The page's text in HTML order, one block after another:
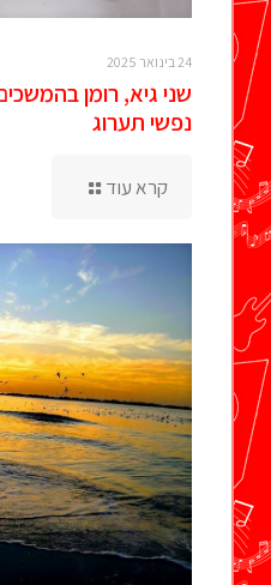
24 בינואר 2025
נפשי תערוג
קרא עוד